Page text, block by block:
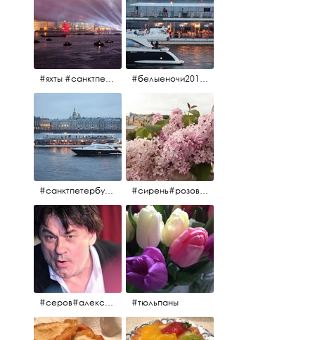
#яхты #санктпетербург #нева #белыеночи2012 #алыепаруса #алыепаруса2012#парусник#салют#фейерверк #белыеночи2012 #белыеночи #2012 #нева #санктпетербург #яхты
#санктпетербург #нева#яхты#2012 #белыеночи#белыеночи2012 #сирень#розоваясирень#натюрморт#натюрмортсцветами#2012#весна2012
#серов#александрсеров#певец#народныйартист#эстрадныйпевец#композитор#тыменялюбишь#мадонна#ялюблютебядослёз #тюльпаны